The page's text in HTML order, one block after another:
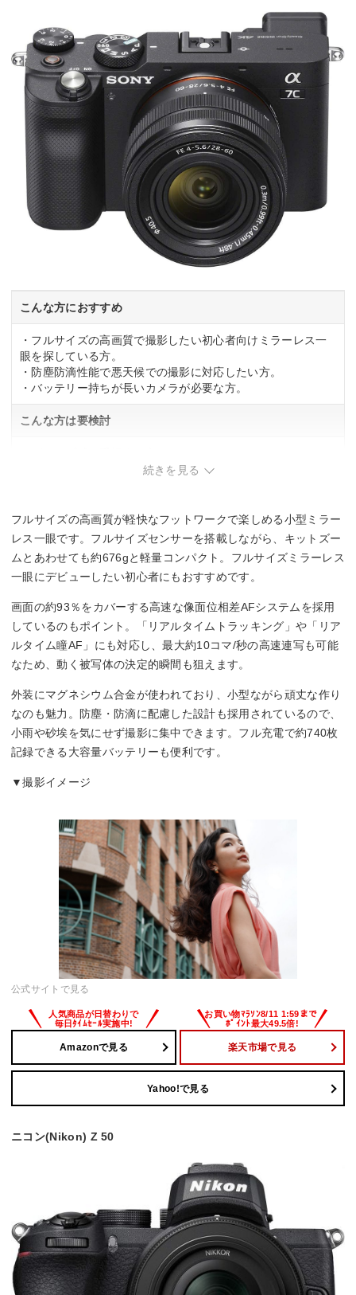
こんな方におすすめ
・フルサイズの高画質で撮影したい初心者向けミラーレス一
眼を探している方。
・防塵防滴性能で悪天候での撮影に対応したい方。
・バッテリー持ちが長いカメラが必要な方。
こんな方は要検討
・ボタン操作で直感的に設定を変えたい方。
続きを見る
フルサイズの高画質が軽快なフットワークで楽しめる小型ミラー
レス一眼です。フルサイズセンサーを搭載しながら、キットズー
ムとあわせても約676gと軽量コンパクト。フルサイズミラーレス
一眼にデビューしたい初心者にもおすすめです。
画面の約93％をカバーする高速な像面位相差AFシステムを採用
しているのもポイント。「リアルタイムトラッキング」や「リア
ルタイム瞳AF」にも対応し、最大約10コマ/秒の高速連写も可能
なため、動く被写体の決定的瞬間も狙えます。
外装にマグネシウム合金が使われており、小型ながら頑丈な作り
なのも魅力。防塵・防滴に配慮した設計も採用されているので、
小雨や砂埃を気にせず撮影に集中できます。フル充電で約740枚
記録できる大容量バッテリーも便利です。
▼撮影イメージ
公式サイトで見る
Amazonで見る 楽天市場で見る
Yahoo!で見る
ニコン(Nikon) Z 50